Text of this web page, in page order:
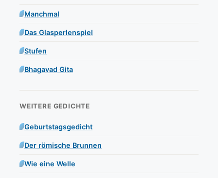
Manchmal
Das Glasperlenspiel
Stufen
Bhagavad Gita
WEITERE GEDICHTE
Geburtstagsgedicht
Der römische Brunnen
Wie eine Welle